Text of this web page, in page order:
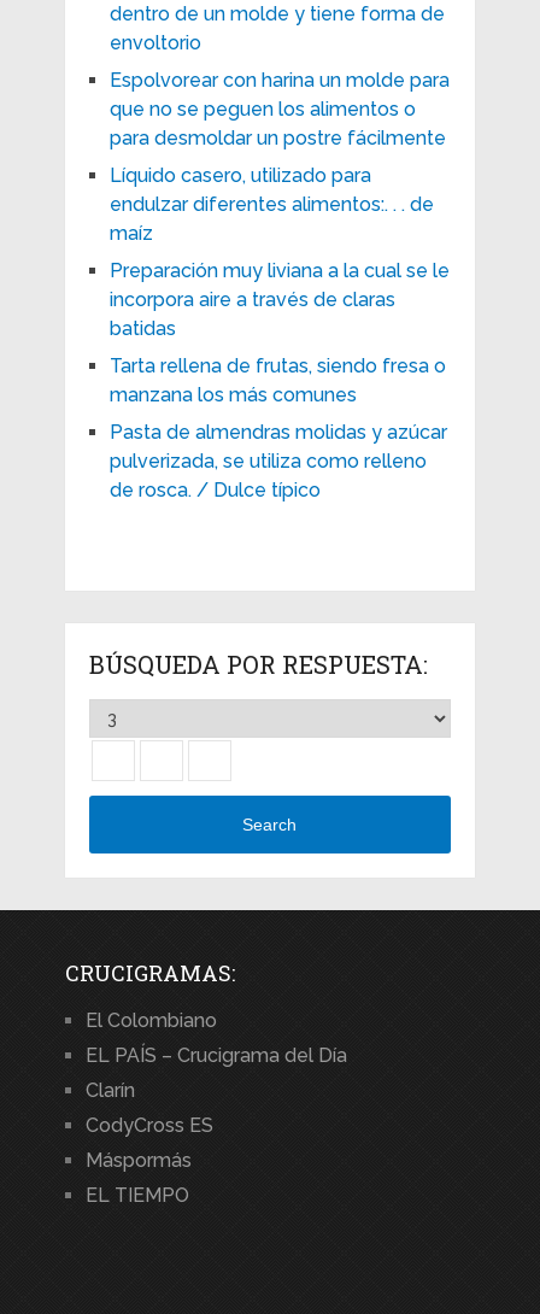
dentro de un molde y tiene forma de
envoltorio
Espolvorear con harina un molde para
que no se peguen los alimentos o
para desmoldar un postre fácilmente
Líquido casero, utilizado para
endulzar diferentes alimentos:. . . de
maíz
Preparación muy liviana a la cual se le
incorpora aire a través de claras
batidas
Tarta rellena de frutas, siendo fresa o
manzana los más comunes
Pasta de almendras molidas y azúcar
pulverizada, se utiliza como relleno
de rosca. / Dulce típico
BÚSQUEDA POR RESPUESTA:
Search
CRUCIGRAMAS:
El Colombiano
EL PAÍS – Crucigrama del Día
Clarín
CodyCross ES
Máspormás
EL TIEMPO